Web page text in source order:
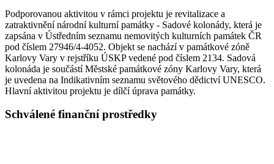
Podporovanou aktivitou v rámci projektu je revitalizace a
zatraktivnění národní kulturní památky - Sadové kolonády, která je
zapsána v Ústředním seznamu nemovitých kulturních památek ČR
pod číslem 27946/4-4052. Objekt se nachází v památkové zóně
Karlovy Vary v rejstříku ÚSKP vedené pod číslem 2134. Sadová
kolonáda je součástí Městské památkové zóny Karlovy Vary, která
je uvedena na Indikativním seznamu světového dědictví UNESCO.
Hlavní aktivitou projektu je dílčí úprava památky.
Schválené finanční prostředky